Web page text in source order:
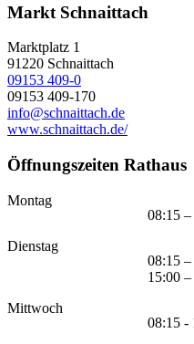
Markt Schnaittach
Marktplatz 1
91220 Schnaittach
09153 409-0
09153 409-170
info@schnaittach.de
www.schnaittach.de/
Öffnungszeiten Rathaus
Montag
08:15
Dienstag
08:15
15:00
Mittwoch
08:15 -